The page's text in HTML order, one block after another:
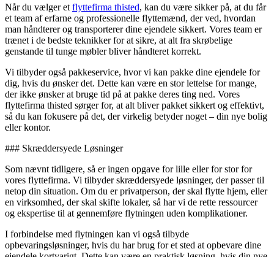
Når du vælger et flyttefirma thisted, kan du være sikker på, at du får
et team af erfarne og professionelle flyttemænd, der ved, hvordan
man håndterer og transporterer dine ejendele sikkert. Vores team er
trænet i de bedste teknikker for at sikre, at alt fra skrøbelige
genstande til tunge møbler bliver håndteret korrekt.
Vi tilbyder også pakkeservice, hvor vi kan pakke dine ejendele for
dig, hvis du ønsker det. Dette kan være en stor lettelse for mange,
der ikke ønsker at bruge tid på at pakke deres ting ned. Vores
flyttefirma thisted sørger for, at alt bliver pakket sikkert og effektivt,
så du kan fokusere på det, der virkelig betyder noget – din nye bolig
eller kontor.
### Skræddersyede Løsninger
Som nævnt tidligere, så er ingen opgave for lille eller for stor for
vores flyttefirma. Vi tilbyder skræddersyede løsninger, der passer til
netop din situation. Om du er privatperson, der skal flytte hjem, eller
en virksomhed, der skal skifte lokaler, så har vi de rette ressourcer
og ekspertise til at gennemføre flytningen uden komplikationer.
I forbindelse med flytningen kan vi også tilbyde
opbevaringsløsninger, hvis du har brug for et sted at opbevare dine